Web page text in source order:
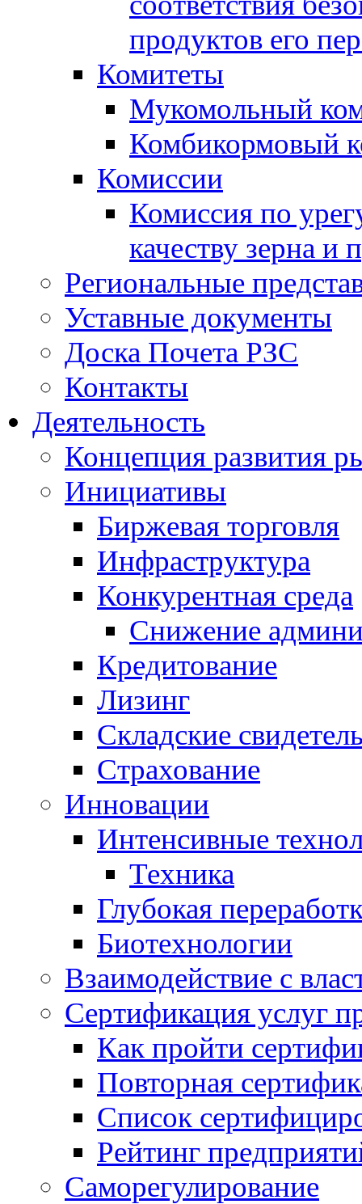
продуктов его
Комитеты
Мукомольный
Комбикормовый
Комиссии
Комиссия по
качеству зерна и
Региональные
Уставные документы
Доска Почета РЗС
Контакты
Деятельность
Концепция развития
Инициативы
Биржевая торговля
Инфраструктура
Конкурентная среда
Снижение
Кредитование
Лизинг
Складские
Страхование
Инновации
Интенсивные
Техника
Глубокая
Биотехнологии
Взаимодействие с
Сертификация услуг
Как пройти
Повторная
Список
Рейтинг
Саморегулирование